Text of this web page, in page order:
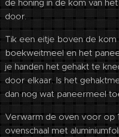
de honing in de kom van
door.
Tik een eitje boven de
boekweitmeel en het
je handen het gehakt te
door elkaar. Is het
dan nog wat paneermeel
Verwarm de oven voor op
ovenschaal met